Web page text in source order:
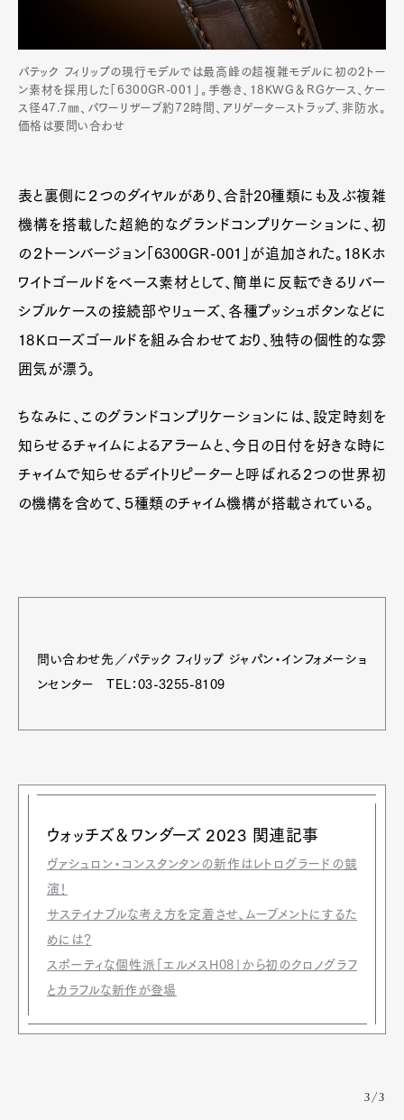
パテック フィリップの現行モデルでは最高峰の超複雑モデルに初の2トー
ン素材を採用した「6300GR-001」。手巻き、18KWG＆RGケース、ケー
ス径47.7㎜、パワーリザーブ約72時間、アリゲーターストラップ、非防水。
価格は要問い合わせ
表と裏側に２つのダイヤルがあり、合計20種類にも及ぶ複雑
機構を搭載した超絶的なグランドコンプリケーションに、初
の２トーンバージョン「6300GR-001」が追加された。18Ｋホ
ワイトゴールドをベース素材として、簡単に反転できるリバー
シブルケースの接続部やリューズ、各種プッシュボタンなどに
18Ｋローズゴールドを組み合わせており、独特の個性的な雰
囲気が漂う。
ちなみに、このグランドコンプリケーションには、設定時刻を
知らせるチャイムによるアラームと、今日の日付を好きな時に
チャイムで知らせるデイトリピーターと呼ばれる２つの世界初
の機構を含めて、５種類のチャイム機構が搭載されている。
問い合わせ先／パテック フィリップ ジャパン・インフォメーショ
ンセンター TEL：03-3255-8109
ウォッチズ＆ワンダーズ 2023 関連記事
ヴァシュロン・コンスタンタンの新作はレトログラードの競
演！
サステイナブルな考え方を定着させ、ムーブメントにするた
めには？
スポーティな個性派「エルメスH08」から初のクロノグラフ
とカラフルな新作が登場
3/3